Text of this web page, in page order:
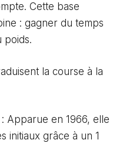
Cette base
: gagner du temps
poids.
la course à la
: Apparue en 1966, elle
initiaux grâce à un 1